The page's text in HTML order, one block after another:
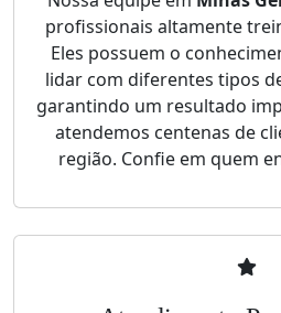
profissionais altamente
Eles possuem o
lidar com diferentes tipos
garantindo um resultado
atendemos centenas de
região. Confie em quem